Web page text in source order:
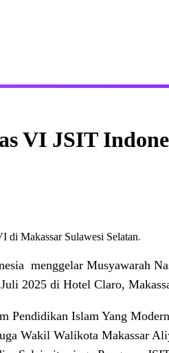
VI JSIT
di Makassar Sulawesi Selatan.
menggelar Musyawarah
2025 di Hotel Claro,
Pendidikan Islam Yang
Wakil Walikota Makassar